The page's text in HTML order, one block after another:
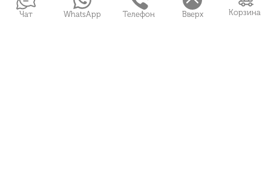
Чат WhatsApp Телефон Вверх Корзина